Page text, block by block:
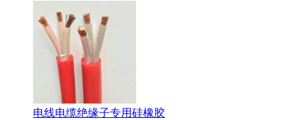
电线电缆绝缘子专用硅橡胶